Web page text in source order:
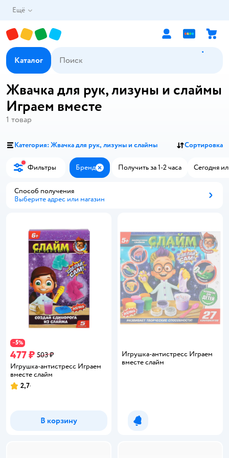
Ещё
Каталог
Жвачка для рук, лизуны и слаймы
Играем вместе
1 товар
Категория: Жвачка для рук, лизуны и слаймы Сортировка
Фильтры Бренд ЗакрытьПолучить за 1-2 часа Сегодня
Способ получения
Выберите адрес или магазин
−5%
477 ₽ 503 ₽
Игрушка-антистресс Играем
вместе слайм
Рейтинг:
2,7
В корзину
Игрушка-антистресс Играем
вместе слайм
Уведомить о появлении